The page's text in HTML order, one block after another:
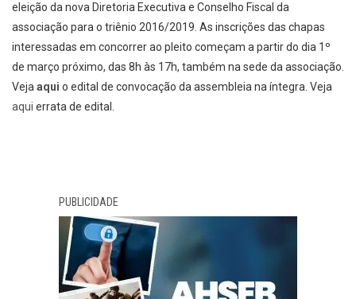
eleição da nova Diretoria Executiva e Conselho Fiscal da
associação para o triênio 2016/2019. As inscrições das chapas
interessadas em concorrer ao pleito começam a partir do dia 1º
de março próximo, das 8h às 17h, também na sede da associação.
Veja aqui o edital de convocação da assembleia na íntegra. Veja
aqui errata de edital.
PUBLICIDADE